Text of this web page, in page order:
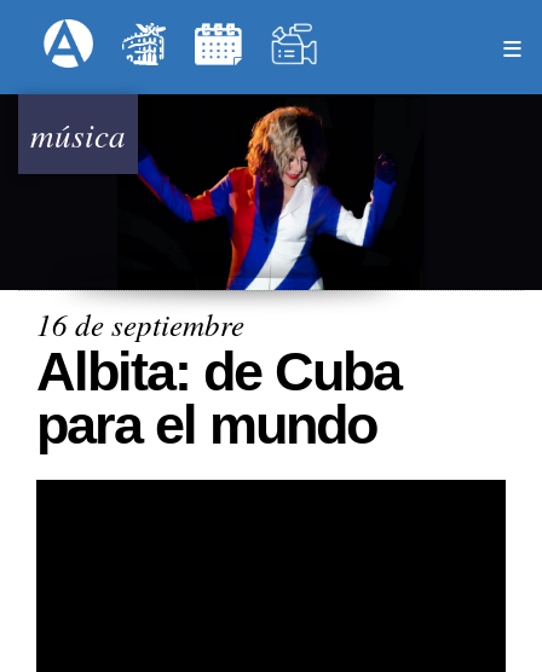
al
principal
Menú Superior
música
16 de septiembre
Albita: de Cuba
para el mundo